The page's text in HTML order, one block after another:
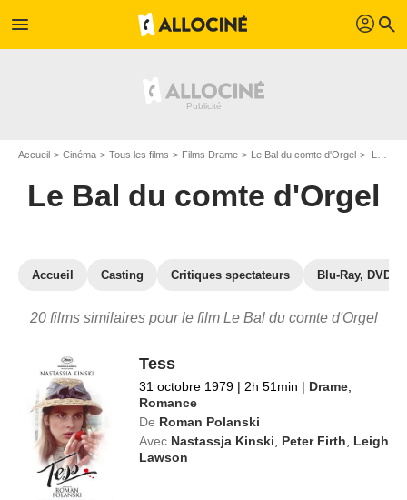
menu profil search
Accueil Cinéma Tous les films Films Drame Le Bal du comte d'Orgel Les films similaires à "Le Bal du comte d'Orgel"
Le Bal du comte d'Orgel
Accueil Casting Critiques spectateurs Blu-Ray, DVD
20 films similaires pour le film Le Bal du comte d'Orgel
Tess
31 octobre 1979 | 2h 51min | Drame
Romance
De Roman Polanski
Avec Nastassja Kinski Peter Firth
Leigh
Lawson